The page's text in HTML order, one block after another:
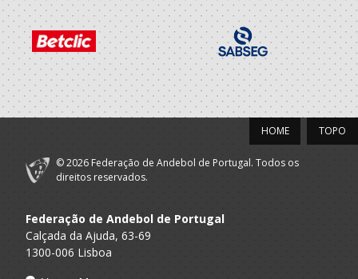
TOPO
HOME
© 2026 Federação de Andebol de Portugal. Todos os
direitos reservados.
Federação de Andebol de Portugal
Calçada da Ajuda, 63-69
1300-006 Lisboa